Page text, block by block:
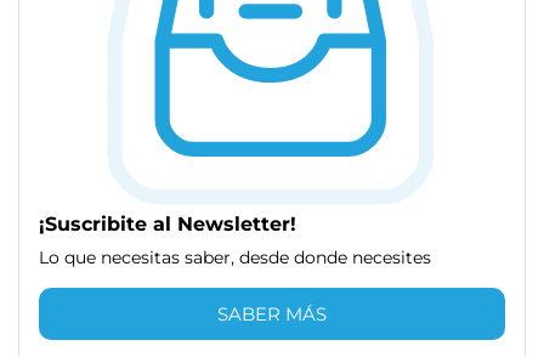
¡Suscribite al Newsletter!
Lo que necesitas saber, desde donde necesites
SABER MÁS